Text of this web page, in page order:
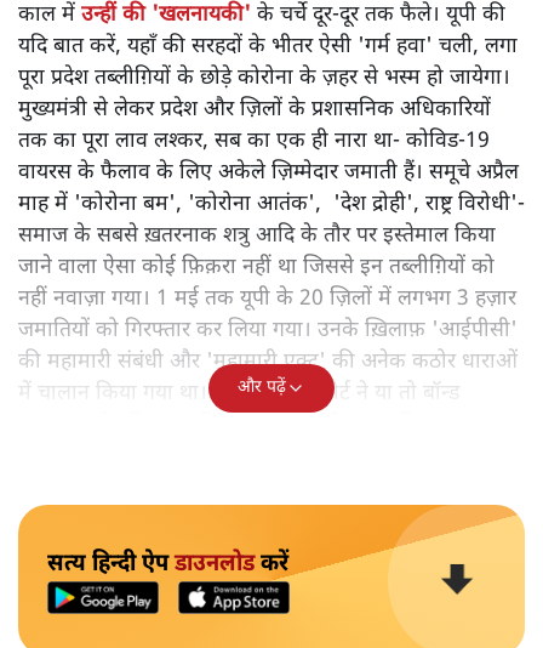
काल में उन्हीं की 'खलनायकी' के चर्चे दूर-दूर तक फैले। यूपी की
यदि बात करें, यहाँ की सरहदों के भीतर ऐसी 'गर्म हवा' चली, लगा
पूरा प्रदेश तब्लीग़ियों के छोड़े कोरोना के ज़हर से भस्म हो जायेगा।
मुख्यमंत्री से लेकर प्रदेश और ज़िलों के प्रशासनिक अधिकारियों
तक का पूरा लाव लश्कर, सब का एक ही नारा था- कोविड-19
वायरस के फैलाव के लिए अकेले ज़िम्मेदार जमाती हैं। समूचे अप्रैल
माह में 'कोरोना बम', 'कोरोना आतंक', 'देश द्रोही', राष्ट्र विरोधी'-
समाज के सबसे ख़तरनाक शत्रु आदि के तौर पर इस्तेमाल किया
जाने वाला ऐसा कोई फ़िक़रा नहीं था जिससे इन तब्लीग़ियों को
नहीं नवाज़ा गया। 1 मई तक यूपी के 20 ज़िलों में लगभग 3 हज़ार
जमातियों को गिरफ्तार कर लिया गया। उनके ख़िलाफ़ 'आईपीसी'
की महामारी संबंधी और 'महामारी एक्ट' की अनेक कठोर धाराओं
में चालान किया गया था। ज़्यादातर को कोर्ट ने या तो बॉन्ड
और पढ़ें
सत्य हिन्दी ऐपडाउनलोडकरें